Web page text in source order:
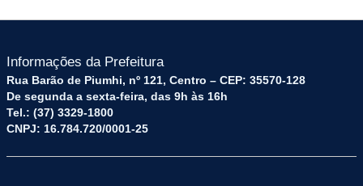
Informações da Prefeitura
Rua Barão de Piumhi, nº 121, Centro – CEP: 35570-128
De segunda a sexta-feira, das 9h às 16h
Tel.: (37) 3329-1800
CNPJ: 16.784.720/0001-25